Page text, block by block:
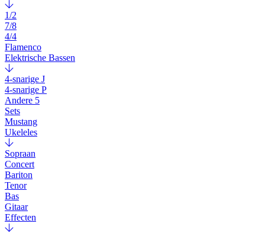
1/2
7/8
4/4
Flamenco
Elektrische Bassen
4-snarige J
4-snarige P
Andere 5
Sets
Mustang
Ukeleles
Sopraan
Concert
Bariton
Tenor
Bas
Gitaar
Effecten